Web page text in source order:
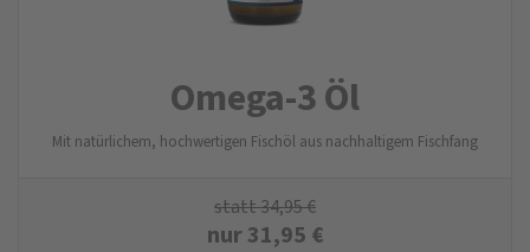
Omega-3 Öl
Mit natürlichem, hochwertigen Fischöl aus nachhaltigem Fischfang
statt34,95€
nur31,95 €